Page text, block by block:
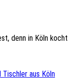
denn in Köln kocht